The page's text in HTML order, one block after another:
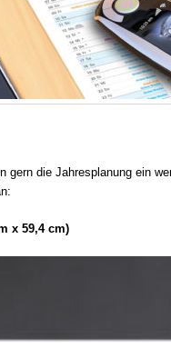
gern die Jahresplanung ein
x 59,4 cm)